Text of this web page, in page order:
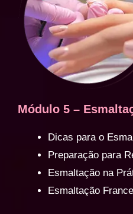
Módulo 5 –
Dicas para o
Preparação para
Esmaltação na
Esmaltação